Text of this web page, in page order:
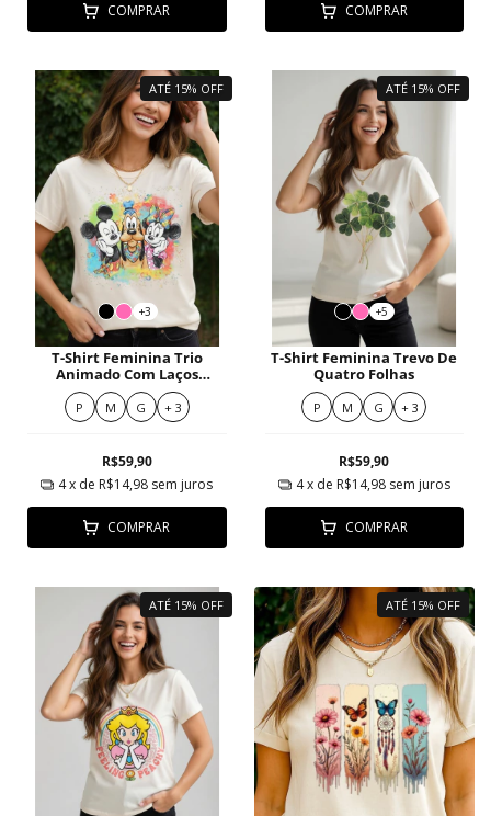
COMPRAR COMPRAR
ATÉ 15% OFF
+3
T-Shirt Feminina Trio
Animado Com Laços
Quebra-Cabeça E Fundo
Colorido
P M G + 3
R$59,90
4x de R$14,98 sem juros
COMPRAR
ATÉ 15% OFF
+5
T-Shirt Feminina Trevo De
Quatro Folhas
P M G + 3
R$59,90
4x de R$14,98 sem juros
COMPRAR
ATÉ 15% OFF ATÉ 15% OFF